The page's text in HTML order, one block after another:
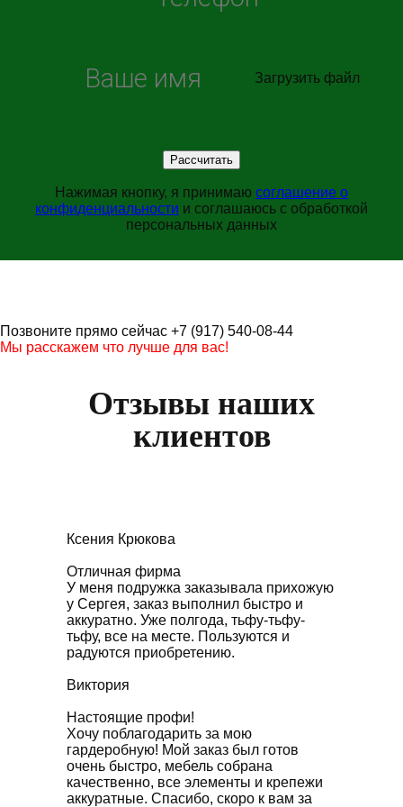
Загрузить файл
Нажимая кнопку, я принимаю соглашение о
конфиденциальности и соглашаюсь с обработкой
персональных данных
Позвоните прямо сейчас +7 (917) 540-08-44
Мы расскажем что лучше для вас!
Отзывы наших
клиентов
Ксения Крюкова
Отличная фирма
У меня подружка заказывала прихожую
у Сергея, заказ выполнил быстро и
аккуратно. Уже полгода, тьфу-тьфу-
тьфу, все на месте. Пользуются и
радуются приобретению.
Виктория
Настоящие профи!
Хочу поблагодарить за мою
гардеробную! Мой заказ был готов
очень быстро, мебель собрана
качественно, все элементы и крепежи
аккуратные. Спасибо, скоро к вам за